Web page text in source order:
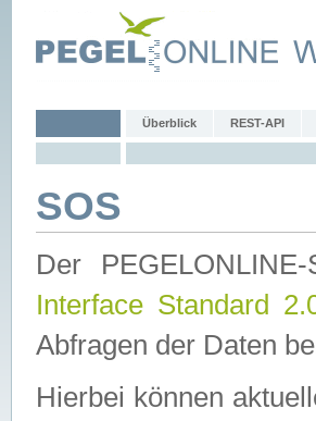
Überblick REST-API
SOS
Der
Interface Standard
Abfragen der Daten
Hierbei können